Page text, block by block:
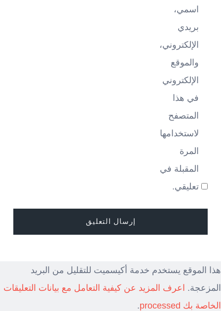
اسمي،
بريدي
الإلكتروني،
والموقع
الإلكتروني
في هذا
المتصفح
لاستخدامها
المرة
المقبلة في
تعليقي.
هذا الموقع يستخدم خدمة أكيسميت للتقليل من البريد
المزعجة. اعرف المزيد عن كيفية التعامل مع بيانات التعليقات
الخاصة بك processed
.